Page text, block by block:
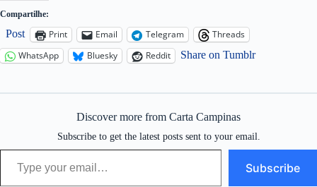
Compartilhe:
Post Print Email Telegram
Threads
WhatsApp
Bluesky Reddit Share on Tumblr
Discover more from Carta Campinas
Subscribe to get the latest posts sent to your email.
Type your email…
Subscribe